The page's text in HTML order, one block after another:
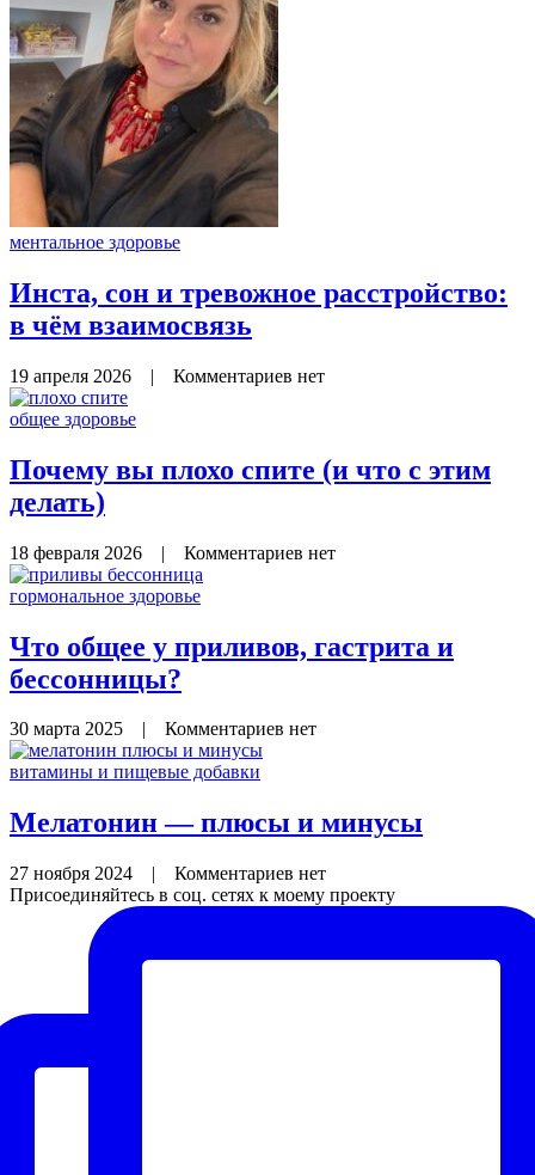
ментальное здоровье
Инста, сон и тревожное расстройство:
в чём взаимосвязь
19 апреля 2026 | Комментариев нет
общее здоровье
​Почему вы плохо спите (и что с этим
делать)
18 февраля 2026 | Комментариев нет
гормональное здоровье
Что общее у приливов, гастрита и
бессонницы?
30 марта 2025 | Комментариев нет
витамины и пищевые добавки
Мелатонин — плюсы и минусы
27 ноября 2024 | Комментариев нет
Присоединяйтесь в соц. сетях к моему проекту